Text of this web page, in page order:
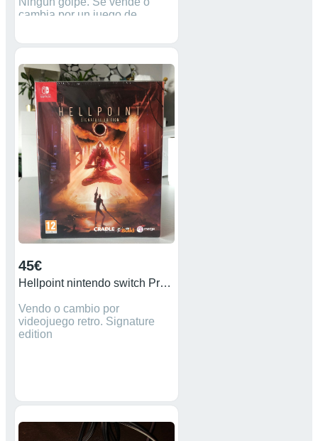
cambia por un juego de
interese. Precio no negociable.
45€
Hellpoint nintendo switch Precintado
Vendo o cambio por
videojuego retro. Signature
edition